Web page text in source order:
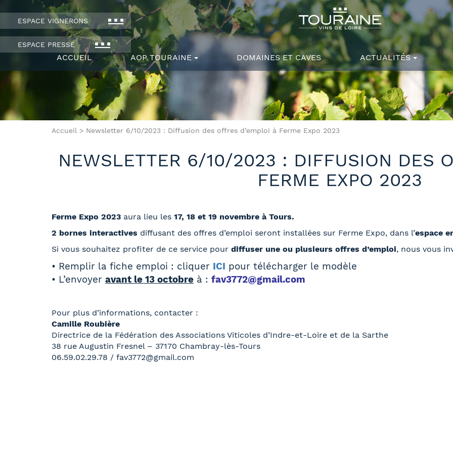
ESPACE VIGNERONS
ESPACE PRESSE
ACCUEIL AOP TOURAINE DOMAINES ET CAVES ACTUALITÉS
Accueil > Newsletter 6/10/2023 : Diffusion des offres d’emploi à Ferme Expo 2023
NEWSLETTER 6/10/2023 : DIFFUSION DES
FERME EXPO 2023
Ferme Expo 2023 aura lieu les 17, 18 et 19 novembre à Tours.
2 bornes interactives diffusant des offres d’emploi seront installées sur Ferme Expo, dans l’espace
Si vous souhaitez profiter de ce service pour diffuser une ou plusieurs offres d’emploi, nous vous
• Remplir la fiche emploi : cliquer ICI pour télécharger le modèle
• L’envoyer avant le 13 octobre à : fav3772@gmail.com
Pour plus d’informations, contacter :
Camille Roubière
Directrice de la Fédération des Associations Viticoles d’Indre-et-Loire et de la Sarthe
38 rue Augustin Fresnel – 37170 Chambray-lès-Tours
06.59.02.29.78 / fav3772@gmail.com